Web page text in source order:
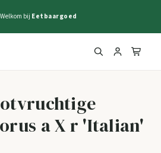
Welkom bij Eetbaargoed
a X r 'Italian'